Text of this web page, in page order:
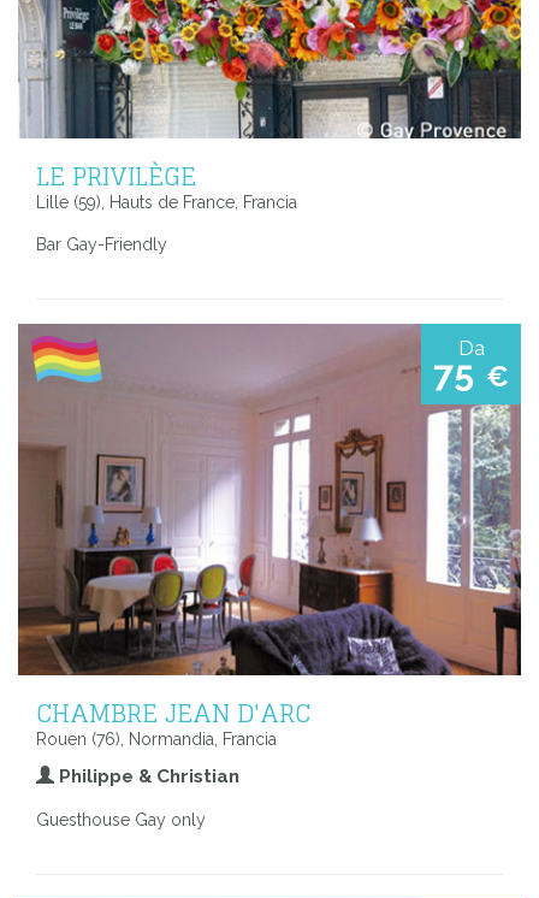
LE PRIVILÈGE
Lille (59), Hauts de France, Francia
Bar Gay-Friendly
Da
75 €
CHAMBRE JEAN D'ARC
Rouen (76), Normandia, Francia
Philippe & Christian
Guesthouse Gay only